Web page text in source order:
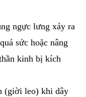
ngực lưng xảy ra
sức hoặc nâng
kinh bị kích
(giời leo) khi dây